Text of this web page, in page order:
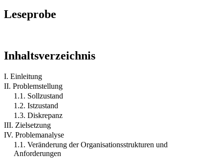
Leseprobe
Inhaltsverzeichnis
I. Einleitung
II. Problemstellung
1.1. Sollzustand
1.2. Istzustand
1.3. Diskrepanz
III. Zielsetzung
IV. Problemanalyse
1.1. Veränderung der Organisationsstrukturen und
Anforderungen